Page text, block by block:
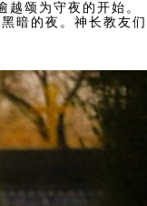
颂为守夜的开始。
暗的夜。神长教友们